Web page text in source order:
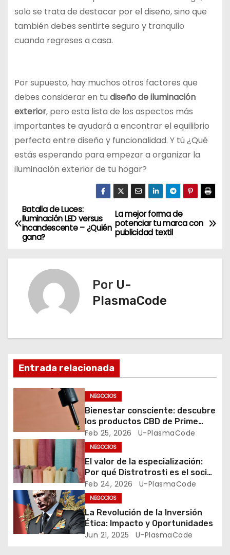
solo se trata de destacar por el diseño, sino que
también debes sentirte seguro y tranquilo
cuando regreses a casa.
Por supuesto, hay muchos otros factores que
debes considerar en tu diseño de iluminación
exterior, pero esta lista de los aspectos más
importantes te ayudará a encontrar el equilibrio
perfecto entre diseño y funcionalidad. Y tú ¿Qué
estás esperando para empezar a organizar la
iluminación exterior de tu hogar?
N
a
v
ó
d
e
e
n
t
r
La mejor forma de
potenciar tu marca con
publicidad textil
Batalla de Luces:
Iluminación LED versus
incandescente – ¿Quién
gana?
Por U-
PlasmaCode
Entrada relacionada
NEGOCIOS
Bienestar consciente: descubre
los productos CBD de Prime
Store SM
Feb 25, 2026 U-PlasmaCode
NEGOCIOS
El valor de la especialización:
Por qué Distrotrosti es el socio
técnico que tu negocio necesita
Feb 24, 2026 U-PlasmaCode
NEGOCIOS
La Revolución de la Inversión
Ética: Impacto y Oportunidades
Jun 21, 2025 U-PlasmaCode